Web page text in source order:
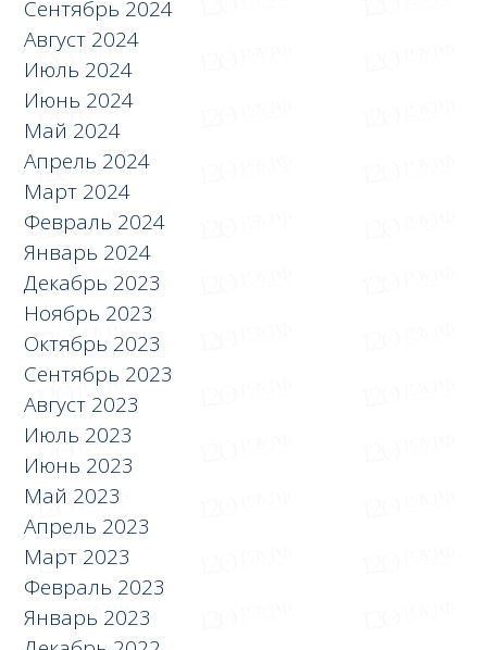
Сентябрь 2024
Август 2024
Июль 2024
Июнь 2024
Май 2024
Апрель 2024
Март 2024
Февраль 2024
Январь 2024
Декабрь 2023
Ноябрь 2023
Октябрь 2023
Сентябрь 2023
Август 2023
Июль 2023
Июнь 2023
Май 2023
Апрель 2023
Март 2023
Февраль 2023
Январь 2023